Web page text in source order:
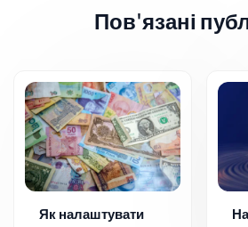
Пов'язані
Як налаштувати